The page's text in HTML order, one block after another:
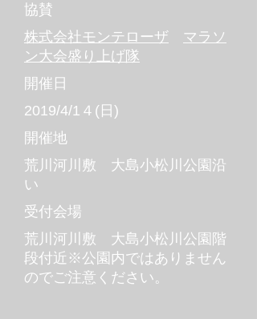
協賛
株式会社モンテローザ
マラソ
ン大会盛り上げ隊
開催日
2019/4/1４(日)
開催地
荒川河川敷 大島小松川公園沿
い
受付会場
荒川河川敷 大島小松川公園階
段付近※公園内ではありません
のでご注意ください。